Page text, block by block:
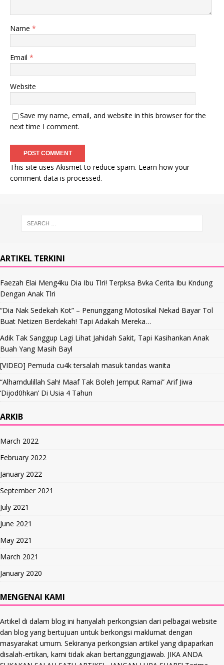
Name *
Email *
Website
Save my name, email, and website in this browser for the
next time I comment.
This site uses Akismet to reduce spam. Learn how your
comment data is processed.
ARTIKEL TERKINI
Faezah Elai Meng4ku Dia Ibu Tlri! Terpksa Bvka Cerita Ibu Kndung
Dengan Anak Tlri
“Dia Nak Sedekah Kot” – Penunggang Motosikal Nekad Bayar Tol
Buat Netizen Berdekah! Tapi Adakah Mereka…
Adik Tak Sanggup Lagi Lihat Jahidah Sakit, Tapi Kasihankan Anak
Buah Yang Masih Bayl
[VIDEO] Pemuda cu4k tersalah masuk tandas wanita
“Alhamdulillah Sah! Maaf Tak Boleh Jemput Ramai” Arif Jiwa
‘Dijod0hkan’ Di Usia 4 Tahun
ARKIB
March 2022
February 2022
January 2022
September 2021
July 2021
June 2021
May 2021
March 2021
January 2020
MENGENAI KAMI
Artikel di dalam blog ini hanyalah perkongsian dari pelbagai website
dan blog yang bertujuan untuk berkongsi maklumat dengan
masyarakat umum. Sekiranya perkongsian artikel yang dipaparkan
disalah-ertikan, kami tidak akan bertanggungjawab. JIKA ANDA